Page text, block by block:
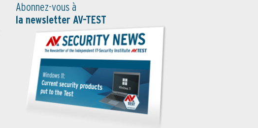
Abonnez-vous à
la newsletter AV-TEST